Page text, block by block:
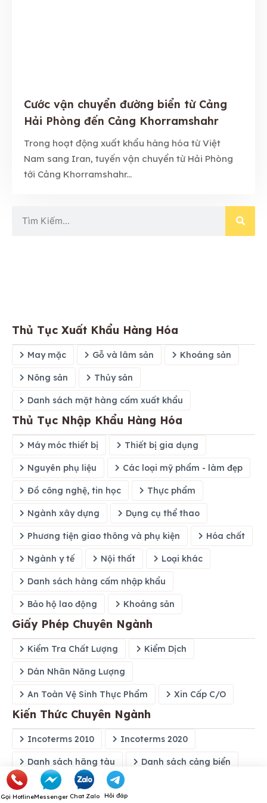
Cước vận chuyển đường biển từ Cảng
Hải Phòng đến Cảng Khorramshahr
Trong hoạt động xuất khẩu hàng hóa từ Việt
Nam sang Iran, tuyến vận chuyển từ Hải Phòng
tới Cảng Khorramshahr...
Thủ Tục Xuất Khẩu Hàng Hóa
May mặc Gỗ và lâm sản Khoáng sản
Nông sản Thủy sản
Danh sách mặt hàng cấm xuất khẩu
Thủ Tục Nhập Khẩu Hàng Hóa
Máy móc thiết bị Thiết bị gia dụng
Nguyên phụ liệu Các loại mỹ phẩm - làm đẹp
Đồ công nghệ, tin học Thực phẩm
Ngành xây dựng Dụng cụ thể thao
Phương tiện giao thông và phụ kiện Hóa chất
Ngành y tế Nội thất Loại khác
Danh sách hàng cấm nhập khẩu
Bảo hộ lao động Khoáng sản
Giấy Phép Chuyên Ngành
Kiểm Tra Chất Lượng Kiểm Dịch
Dán Nhãn Năng Lượng
An Toàn Vệ Sinh Thực Phẩm Xin Cấp C/O
Kiến Thức Chuyên Ngành
Incoterms 2010 Incoterms 2020
Danh sách hãng tàu Danh sách cảng biển
Toplist
Gọi HotlineMessenger Chat Zalo Hỏi đáp